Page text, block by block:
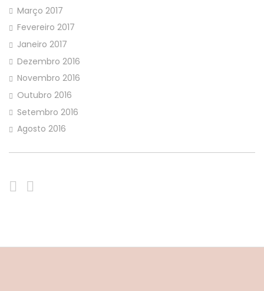
Março 2017
Fevereiro 2017
Janeiro 2017
Dezembro 2016
Novembro 2016
Outubro 2016
Setembro 2016
Agosto 2016